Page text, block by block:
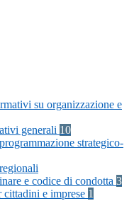
su organizzazione e
generali 10
strategico-
e codice di condotta 3
e imprese 1